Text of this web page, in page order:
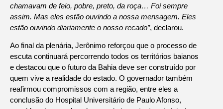
chamavam de feio, pobre, preto, da roça… Foi sempre
assim. Mas eles estão ouvindo a nossa mensagem. Eles
estão ouvindo diariamente o nosso recado”, declarou.
Ao final da plenária, Jerônimo reforçou que o processo de
escuta continuará percorrendo todos os territórios baianos
e destacou que o futuro da Bahia deve ser construído por
quem vive a realidade do estado. O governador também
reafirmou compromissos com a região, entre eles a
conclusão do Hospital Universitário de Paulo Afonso,